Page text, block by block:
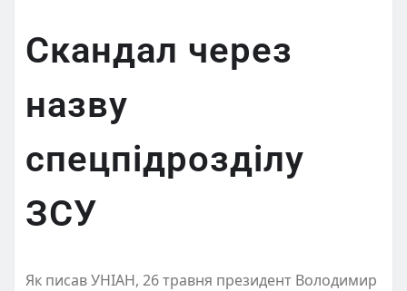
Скандал через
назву
спецпідрозділу
ЗСУ
Як писав УНІАН, 26 травня президент Володимир